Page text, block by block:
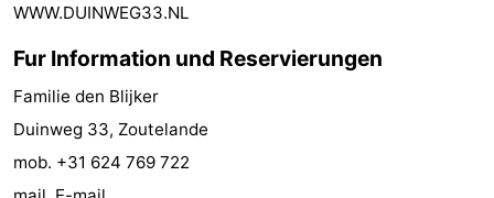
Sport
-
Radfahren
-
WWW.DUINWEG33.NL
Fur Information und Reservierungen
Familie den Blijker
Duinweg 33, Zoutelande
mob. +31 624 769 722